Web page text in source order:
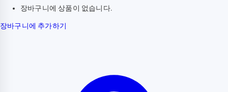
장바구니에 상품이 없습니다.
장바구니에 추가하기